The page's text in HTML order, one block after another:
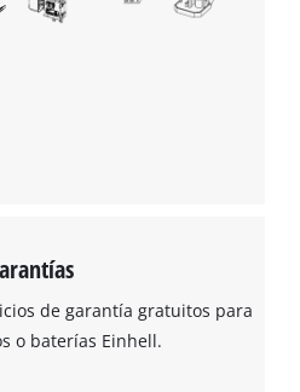
that are not disclosed to the
de garantía gratuitos para
o baterías Einhell.